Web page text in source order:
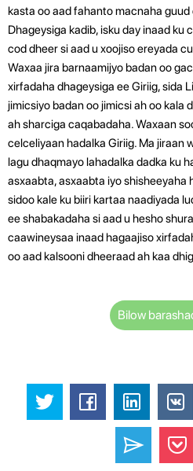
kasta oo aad fahanto macnaha guud
Dhageysiga kadib, isku day inaad ku
cod dheer si aad u xoojiso ereyada
Waxaa jira barnaamijyo badan oo
xirfadaha dhageysiga ee Giriig, sida
jimicsiyo badan oo jimicsi ah oo kala
ah sharciga caqabadaha. Waxaan
celceliyaan hadalka Giriig. Ma jiraan
lagu dhaqmayo lahadalka dadka ku
asxaabta, asxaabta iyo shisheeyaha
sidoo kale ku biiri kartaa naadiyada
ee shabakadaha si aad u hesho
caawineysaa inaad hagaajiso
oo aad kalsooni dheeraad ah kaa
Bilow